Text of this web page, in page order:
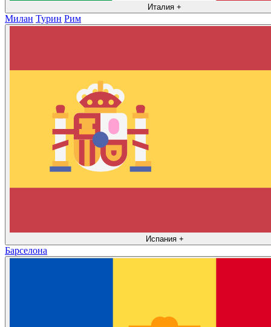
Италия +
Милан Турин Рим
Испания +
Барселона